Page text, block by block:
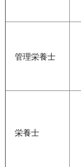
管理栄養士
栄養士